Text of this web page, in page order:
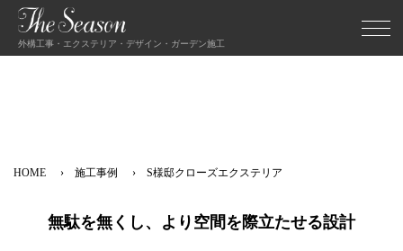
外構工事・エクステリア・デザイン・ガーデン施工
HOME 施工事例 S様邸クローズエクステリア
無駄を無くし、より空間を際立たせる設計